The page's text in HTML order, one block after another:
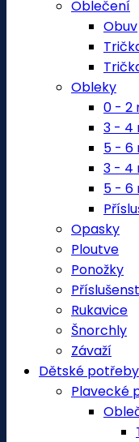
Oblečení
Obuv
Obleky
0 - 2
3 - 4
5 - 6
3 - 4
5 - 6
Opasky
Ploutve
Ponožky
Rukavice
Šnorchly
Závaží
Dětské potřeby
Plavecké